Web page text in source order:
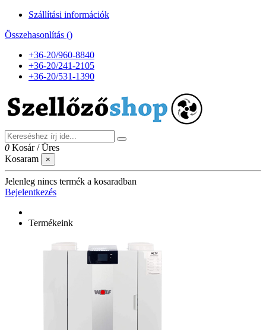
Szállítási információk
Összehasonlítás ()
+36-20/960-8840
+36-20/241-2105
+36-20/531-1390
0 Kosár /Üres
Kosaram
×
Jelenleg nincs termék a kosaradban
Bejelentkezés
Termékeink